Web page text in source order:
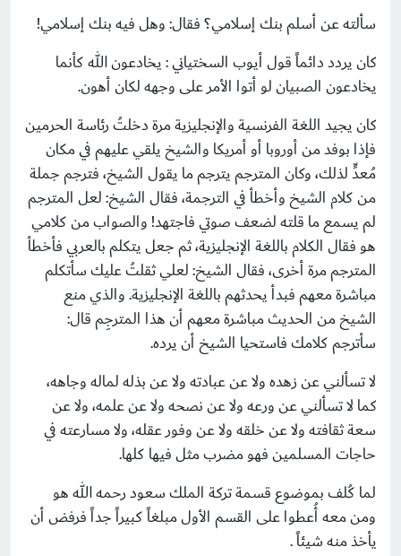
سألته عن أسلم بنك إسلامي؟ فقال: وهل فيه بنك إسلامي!
كان يردد دائماً قول أيوب السختياني : يخادعون الله كأنما
يخادعون الصبيان لو أتوا الأمر على وجهه لكان أهون.
كان يجيد اللغة الفرنسية والإنجليزية مرة دخلتُ رئاسة الحرمين
فإذا بوفد من أوروبا أو أمريكا والشيخ يلقي عليهم في مكان
مُعدٍّ لذلك، وكان المترجم يترجم ما يقول الشيخ، فترجم جملة
من كلام الشيخ وأخطأ في الترجمة، فقال الشيخ: لعل المترجم
لم يسمع ما قلته لضعف صوتي فاجتهد! والصواب من كلامي
هو فقال الكلام باللغة الإنجليزية، ثم جعل يتكلم بالعربي فأخطأ
المترجم مرة أخرى، فقال الشيخ: لعلي ثقلتُ عليك سأتكلم
مباشرة معهم فبدأ يحدثهم باللغة الإنجليزية. والذي منع
الشيخ من الحديث مباشرة معهم أن هذا المترجِم قال:
سأترجم كلامك فاستحيا الشيخ أن يرده.
لا تسألني عن زهده ولا عن عبادته ولا عن بذله لماله وجاهه،
كما لا تسألني عن ورعه ولا عن نصحه ولا عن علمه، ولا عن
سعة ثقافته ولا عن خلقه ولا عن وفور عقله، ولا مسارعته في
حاجات المسلمين فهو مضرب مثل فيها كلها.
لما كُلف بموضوع قسمة تركة الملك سعود رحمه الله هو
ومن معه أُعطوا على القسم الأول مبلغاً كبيراً جداً فرفض أن
يأخذ منه شيئاً .